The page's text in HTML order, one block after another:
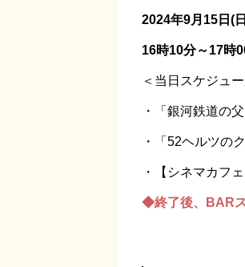
2024年9月15日(
16時10分～17時
＜当日スケジュー
・「銀河鉄道の
・「52ヘルツの
・【シネマカフ
◆終了後、BAR